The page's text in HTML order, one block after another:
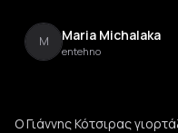
M Maria Michalaka
entehno
Ο Γιάννης Κότσιρας